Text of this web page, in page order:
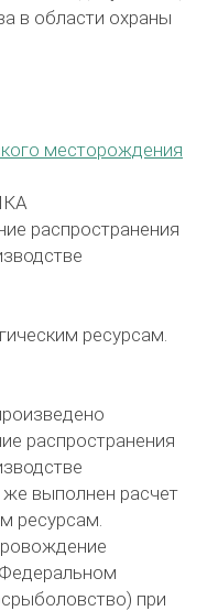
в области охраны
месторождения
распространения
ресурсам.
распространения
же выполнен расчет
ресурсам.
при